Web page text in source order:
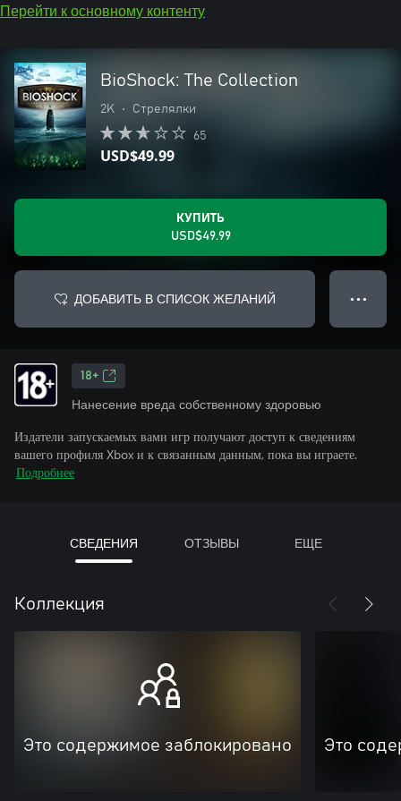
Перейти к основному контенту
BioShock: The Collection
2K • Стрелялки
65
USD$49.99
КУПИТЬ
USD$49.99
ДОБАВИТЬ В СПИСОК ЖЕЛАНИЙ ● ● ●
18+
Нанесение вреда собственному здоровью
Издатели запускаемых вами игр получают доступ к сведениям
вашего профиля Xbox и к связанным данным, пока вы играете.
Подробнее
СВЕДЕНИЯ ОТЗЫВЫ ЕЩЕ
Коллекция
Это содержимое заблокировано Это